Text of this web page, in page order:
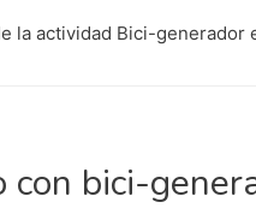
la actividad Bici-generador
con bici-